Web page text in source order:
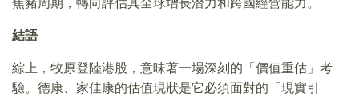
焦豬周期，轉向評估其全球增長潛力和跨國經營能力。
結語
綜上，牧原登陸港股，意味著一場深刻的「價值重估」考
驗。德康、家佳康的估值現狀是它必須面對的「現實引